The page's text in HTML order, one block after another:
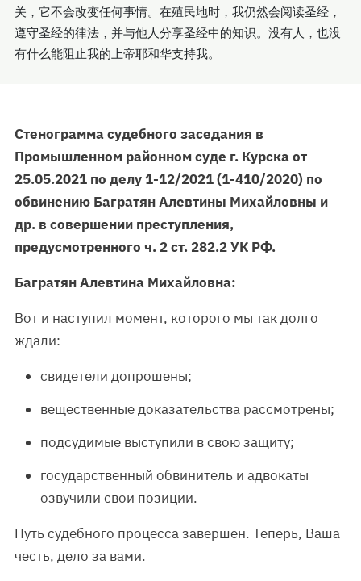
关，它不会改变任何事情。在殖民地时，我仍然会阅读圣经，
遵守圣经的律法，并与他人分享圣经中的知识。没有人，也没
有什么能阻止我的上帝耶和华支持我。
Стенограмма судебного заседания в
Промышленном районном суде г. Курска от
25.05.2021 по делу 1-12/2021 (1-410/2020) по
обвинению Багратян Алевтины Михайловны и
др. в совершении преступления,
предусмотренного ч. 2 ст. 282.2 УК РФ.
Багратян Алевтина Михайловна:
Вот и наступил момент, которого мы так долго
ждали:
свидетели допрошены;
вещественные доказательства рассмотрены;
подсудимые выступили в свою защиту;
государственный обвинитель и адвокаты
озвучили свои позиции.
Путь судебного процесса завершен. Теперь, Ваша
честь, дело за вами.